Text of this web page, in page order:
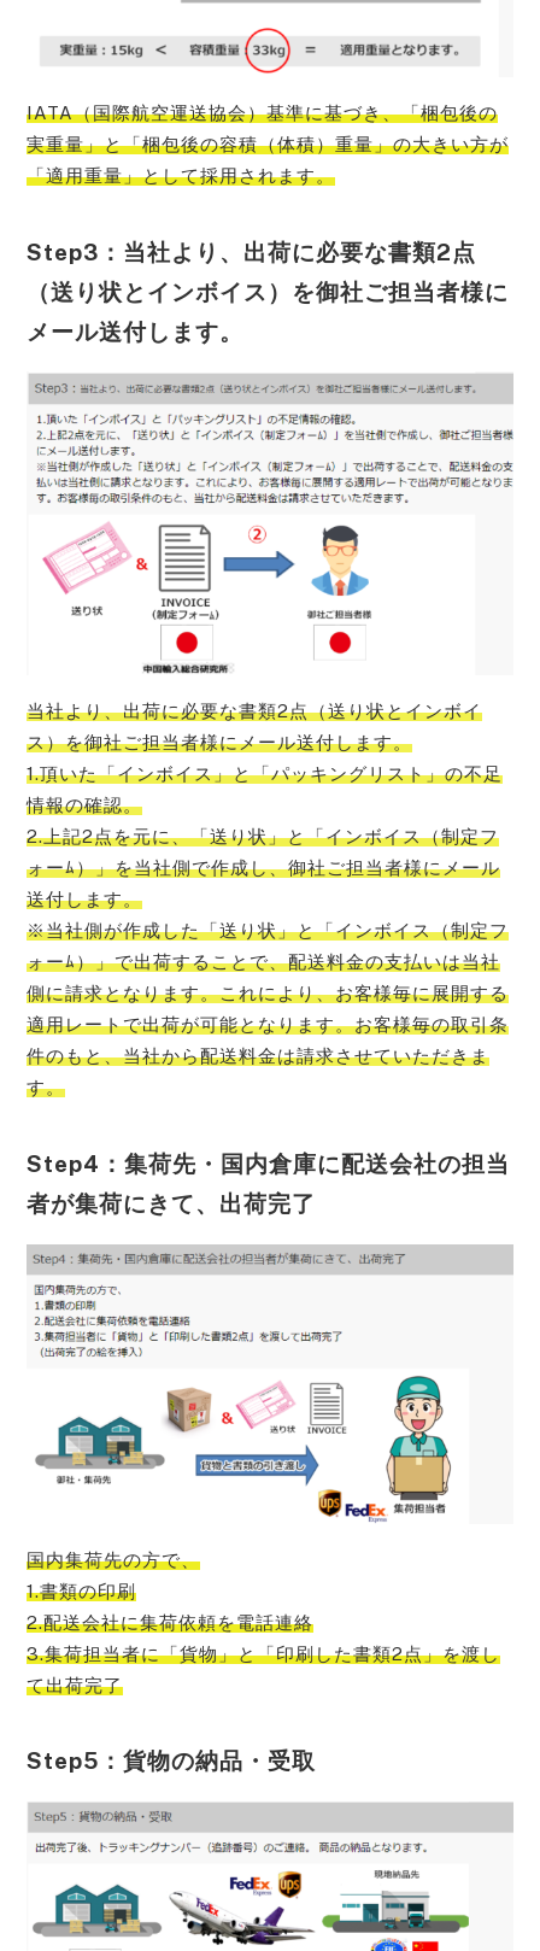
IATA（国際航空運送協会）基準に基づき、「梱包後の
実重量」と「梱包後の容積（体積）重量」の大きい方が
「適用重量」として採用されます。
Step3：当社より、出荷に必要な書類2点
（送り状とインボイス）を御社ご担当者様に
メール送付します。
当社より、出荷に必要な書類2点（送り状とインボイ
ス）を御社ご担当者様にメール送付します。
1.頂いた「インボイス」と「パッキングリスト」の不足
情報の確認。
2.上記2点を元に、「送り状」と「インボイス（制定フ
ォーﾑ）」を当社側で作成し、御社ご担当者様にメール
送付します。
※当社側が作成した「送り状」と「インボイス（制定フ
ォーﾑ）」で出荷することで、配送料金の支払いは当社
側に請求となります。これにより、お客様毎に展開する
適用レートで出荷が可能となります。お客様毎の取引条
件のもと、当社から配送料金は請求させていただきま
す。
Step4：集荷先・国内倉庫に配送会社の担当
者が集荷にきて、出荷完了
国内集荷先の方で、
1.書類の印刷
2.配送会社に集荷依頼を電話連絡
3.集荷担当者に「貨物」と「印刷した書類2点」を渡し
て出荷完了
Step5：貨物の納品・受取